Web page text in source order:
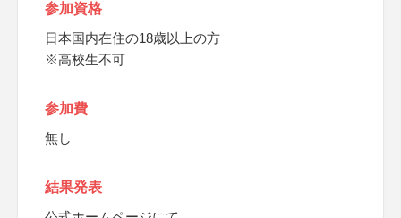
参加資格
日本国内在住の18歳以上の方
※高校生不可
参加費
無し
結果発表